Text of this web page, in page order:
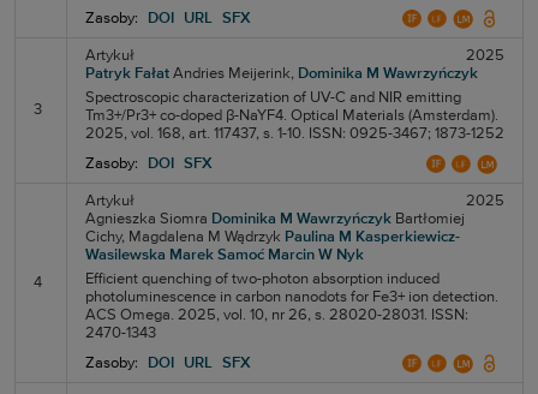
Zasoby:
DOI URL SFX
3
Artykuł
2025
Patryk Fałat Andries Meijerink, Dominika M Wawrzyńczyk
Spectroscopic characterization of UV-C and NIR emitting
Tm3+/Pr3+ co-doped β-NaYF4. Optical Materials (Amsterdam).
2025, vol. 168, art. 117437, s. 1-10. ISSN: 0925-3467; 1873-1252
Zasoby:
DOI SFX
4
Artykuł
2025
Agnieszka Siomra Dominika M Wawrzyńczyk Bartłomiej
Cichy, Magdalena M Wądrzyk Paulina M Kasperkiewicz-
Wasilewska Marek Samoć Marcin W Nyk
Efficient quenching of two-photon absorption induced
photoluminescence in carbon nanodots for Fe3+ ion detection.
ACS Omega. 2025, vol. 10, nr 26, s. 28020-28031. ISSN:
2470-1343
Zasoby:
DOI URL SFX